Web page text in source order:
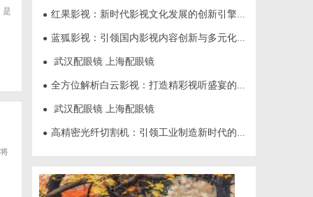
是 ● 红果影视：新时代影视文化发展的创新引擎与力量
● 蓝狐影视：引领国内影视内容创新与多元化发展的先锋力量
● 武汉配眼镜 上海配眼镜
● 全方位解析白云影视：打造精彩视听盛宴的新锐平台
● 武汉配眼镜 上海配眼镜
● 高精密光纤切割机：引领工业制造新时代的利器